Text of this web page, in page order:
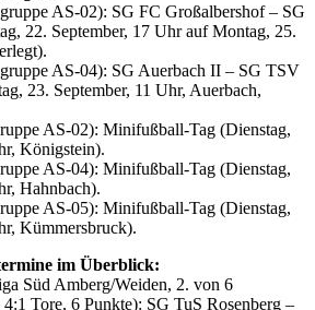
AS-02): SG FC Großalbershof – SG
22. September, 17 Uhr auf Montag, 25.
AS-04): SG Auerbach II – SG TSV
23. September, 11 Uhr, Auerbach,
AS-02): Minifußball-Tag (Dienstag,
Königstein).
AS-04): Minifußball-Tag (Dienstag,
Hahnbach).
AS-05): Minifußball-Tag (Dienstag,
Kümmersbruck).
im Überblick:
Süd Amberg/Weiden, 2. von 6
Tore, 6 Punkte): SG TuS Rosenberg –